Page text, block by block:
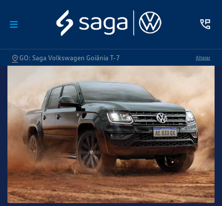
GO: Saga Volkswagen Goiânia T-7 Alterar